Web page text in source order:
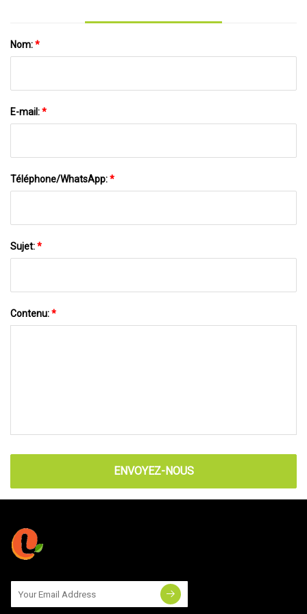
Nom:*
E-mail:*
Téléphone/WhatsApp:*
Sujet:*
Contenu:*
ENVOYEZ-NOUS